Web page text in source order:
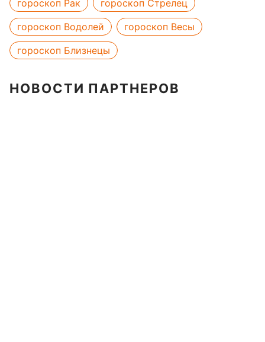
гороскоп Рак
гороскоп Стрелец
гороскоп Водолей
гороскоп Весы
гороскоп Близнецы
НОВОСТИ ПАРТНЕРОВ